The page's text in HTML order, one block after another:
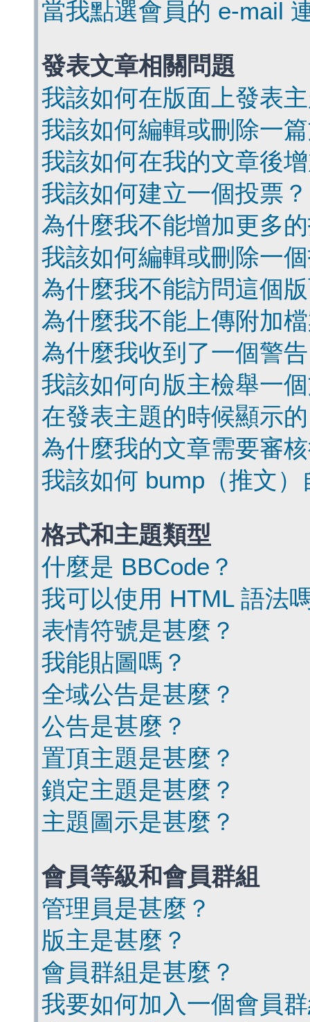
當我點選會員的 e-mail
發表文章相關問題
我該如何在版面上發表
我該如何編輯或刪除一
我該如何在我的文章後
我該如何建立一個投票？
為什麼我不能增加更多
我該如何編輯或刪除一
為什麼我不能訪問這個
為什麼我不能上傳附加
為什麼我收到了一個警
我該如何向版主檢舉一
在發表主題的時候顯示
為什麼我的文章需要審
我該如何 bump（推文
格式和主題類型
什麼是 BBCode？
我可以使用 HTML 語法
表情符號是甚麼？
我能貼圖嗎？
全域公告是甚麼？
公告是甚麼？
置頂主題是甚麼？
鎖定主題是甚麼？
主題圖示是甚麼？
會員等級和會員群組
管理員是甚麼？
版主是甚麼？
會員群組是甚麼？
我要如何加入一個會員